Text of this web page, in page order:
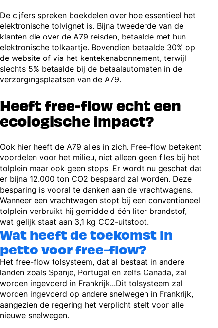
De cijfers spreken boekdelen over hoe essentieel het
elektronische tolvignet is. Bijna tweederde van de
klanten die over de A79 reisden, betaalde met hun
elektronische tolkaartje. Bovendien betaalde 30% op
de website of via het kentekenabonnement, terwijl
slechts 5% betaalde bij de betaalautomaten in de
verzorgingsplaatsen van de A79.
Heeft free-flow echt een
ecologische impact?
Ook hier heeft de A79 alles in zich. Free-flow betekent
voordelen voor het milieu, niet alleen geen files bij het
tolplein maar ook geen stops. Er wordt nu geschat dat
er bijna 12.000 ton CO2 bespaard zal worden. Deze
besparing is vooral te danken aan de vrachtwagens.
Wanneer een vrachtwagen stopt bij een conventioneel
tolplein verbruikt hij gemiddeld één liter brandstof,
wat gelijk staat aan 3,1 kg CO2-uitstoot.
Wat heeft de toekomst in
petto voor free-flow?
Het free-flow tolsysteem, dat al bestaat in andere
landen zoals Spanje, Portugal en zelfs Canada, zal
worden ingevoerd in Frankrijk...Dit tolsysteem zal
worden ingevoerd op andere snelwegen in Frankrijk,
aangezien de regering het verplicht stelt voor alle
nieuwe snelwegen.